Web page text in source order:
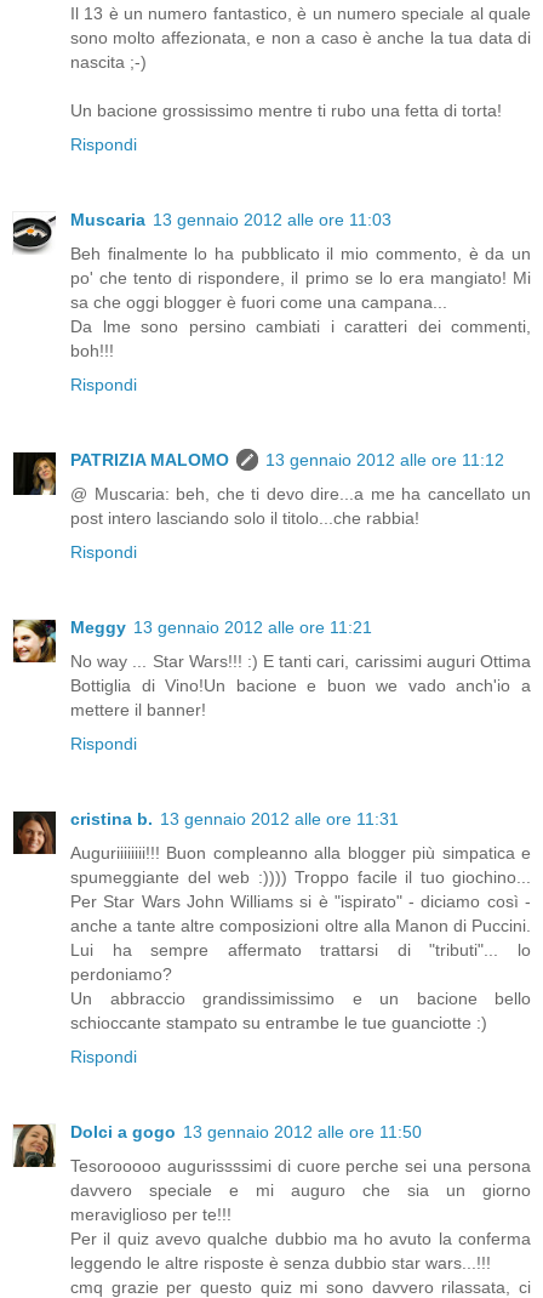
Il 13 è un numero fantastico, è un numero speciale al quale
sono molto affezionata, e non a caso è anche la tua data di
nascita ;-)
Un bacione grossissimo mentre ti rubo una fetta di torta!
Rispondi
Muscaria 13 gennaio 2012 alle ore 11:03
Beh finalmente lo ha pubblicato il mio commento, è da un
po' che tento di rispondere, il primo se lo era mangiato! Mi
sa che oggi blogger è fuori come una campana...
Da lme sono persino cambiati i caratteri dei commenti,
boh!!!
Rispondi
PATRIZIA MALOMO
13 gennaio 2012 alle ore 11:12
@ Muscaria: beh, che ti devo dire...a me ha cancellato un
post intero lasciando solo il titolo...che rabbia!
Rispondi
Meggy 13 gennaio 2012 alle ore 11:21
No way ... Star Wars!!! :) E tanti cari, carissimi auguri Ottima
Bottiglia di Vino!Un bacione e buon we vado anch'io a
mettere il banner!
Rispondi
cristina b. 13 gennaio 2012 alle ore 11:31
Auguriiiiiiii!!! Buon compleanno alla blogger più simpatica e
spumeggiante del web :)))) Troppo facile il tuo giochino...
Per Star Wars John Williams si è "ispirato" - diciamo così -
anche a tante altre composizioni oltre alla Manon di Puccini.
Lui ha sempre affermato trattarsi di "tributi"... lo
perdoniamo?
Un abbraccio grandissimissimo e un bacione bello
schioccante stampato su entrambe le tue guanciotte :)
Rispondi
Dolci a gogo 13 gennaio 2012 alle ore 11:50
Tesorooooo augurissssimi di cuore perche sei una persona
davvero speciale e mi auguro che sia un giorno
meraviglioso per te!!!
Per il quiz avevo qualche dubbio ma ho avuto la conferma
leggendo le altre risposte è senza dubbio star wars...!!!
cmq grazie per questo quiz mi sono davvero rilassata, ci